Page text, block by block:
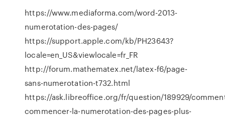
https://www.mediaforma.com/word-2013-
numerotation-des-pages/
https://support.apple.com/kb/PH23643?
locale=en_US&viewlocale=fr_FR
http://forum.mathematex.net/latex-f6/page-
sans-numerotation-t732.html
https://ask.libreoffice.org/fr/question/189929/
commencer-la-numerotation-des-pages-plus-